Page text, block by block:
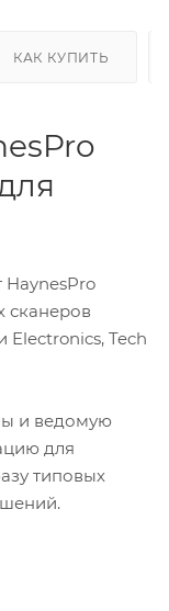
КАК КУПИТЬ
сканеров
Electronics, Tech
и ведомую
для
типовых